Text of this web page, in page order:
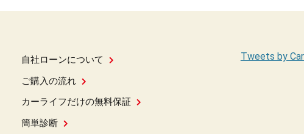
自社ローンについて
ご購入の流れ
カーライフだけの無料保証
簡単診断
Tweets by